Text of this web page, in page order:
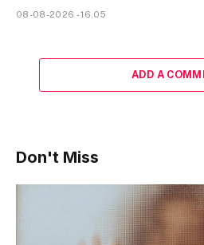
08-08-2026 - 16.05
ADD A
Don't Miss